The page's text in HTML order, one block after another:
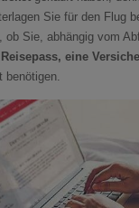
Sie für den Flug
ob Sie, abhängig vom
eine
benötigen.